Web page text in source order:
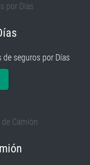
de seguros por Días